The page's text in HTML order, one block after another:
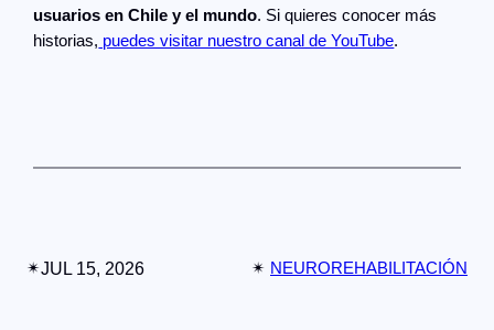
usuarios en Chile y el mundo. Si quieres conocer más
historias, puedes visitar nuestro canal de YouTube.
✴︎JUL 15, 2026 ✴︎ NEUROREHABILITACIÓN